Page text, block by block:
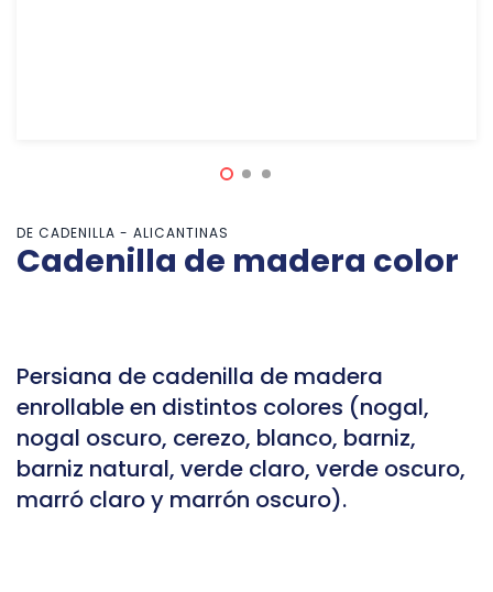
DE CADENILLA - ALICANTINAS
Cadenilla de madera color
Persiana de cadenilla de madera
enrollable en distintos colores (nogal,
nogal oscuro, cerezo, blanco, barniz,
barniz natural, verde claro, verde oscuro,
marró claro y marrón oscuro).